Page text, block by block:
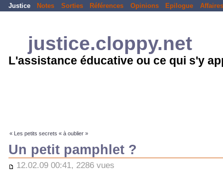
Justice Notes Sorties Références Opinions Epilogue Affaires
justice.cloppy.net
L'assistance éducative ou ce qui s'y
« Les petits secrets « à oublier »
Un petit pamphlet ?
12.02.09 00:41, 2286 vues